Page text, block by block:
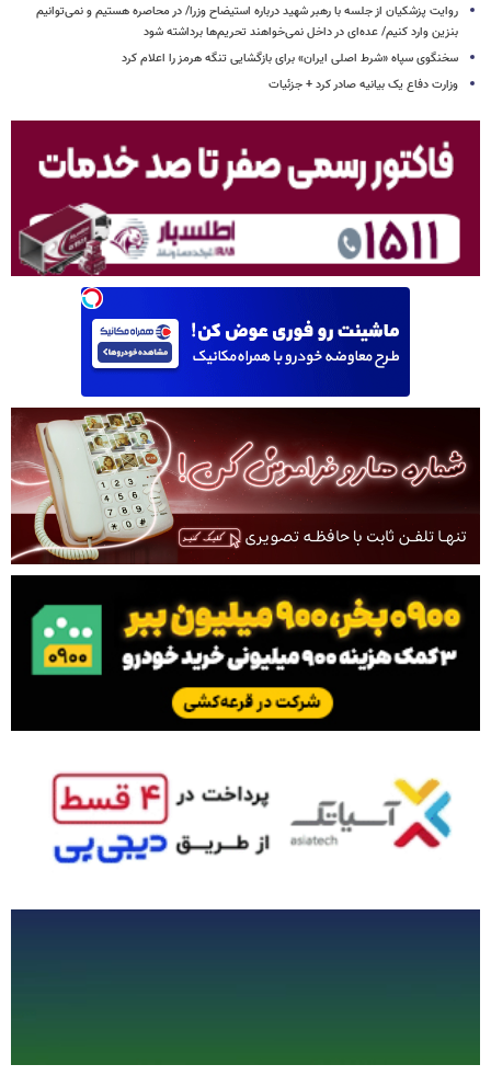
روایت پزشکیان از جلسه با رهبر شهید درباره استیضاح وزرا/ در محاصره هستیم و نمی‌توانیم
بنزین وارد کنیم/ عده‌ای در داخل نمی‌خواهند تحریم‌ها برداشته شود
سخنگوی سپاه «شرط اصلی ایران» برای بازگشایی تنگه هرمز را اعلام کرد
وزارت دفاع یک بیانیه صادر کرد + جزئیات